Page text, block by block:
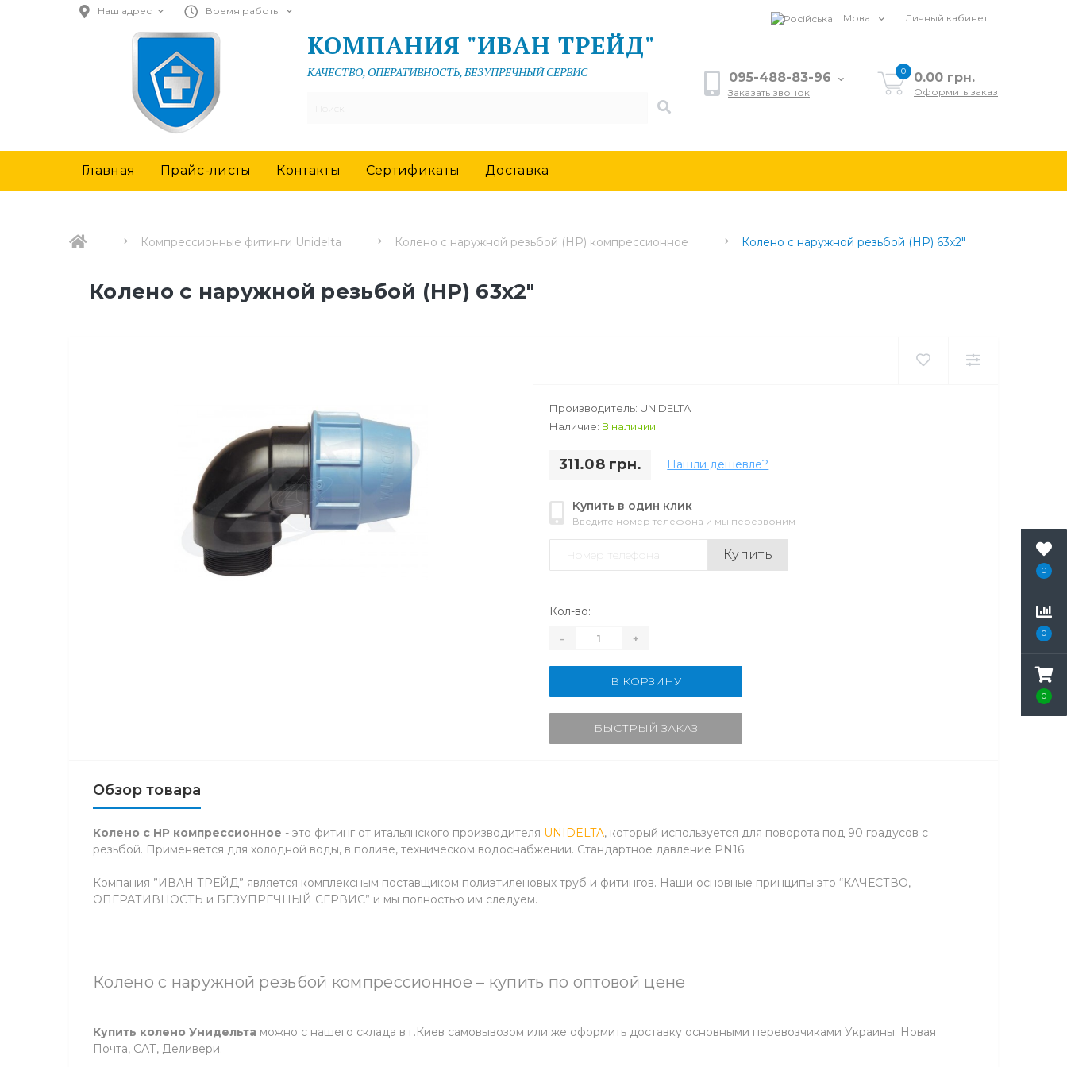
0
0
0
Наш адрес Время работы
Мова Личный кабинет
КОМПАНИЯ "ИВАН ТРЕЙД"
КАЧЕСТВО, ОПЕРАТИВНОСТЬ, БЕЗУПРЕЧНЫЙ СЕРВИС 095-488-83-96
Заказать звонок
0 0.00 грн.
Оформить заказ
Главная Прайс-листы Контакты Сертификаты Доставка
Компрессионные фитинги Unidelta Колено с наружной резьбой (НР) компрессионное Колено с наружной резьбой (НР) 63х2"
Колено с наружной резьбой (НР) 63х2"
Производитель: UNIDELTA
Наличие: В наличии
311.08 грн. Нашли дешевле?
Купить в один клик
Введите номер телефона и мы перезвоним
Купить
Кол-во:
- +
В КОРЗИНУ
БЫСТРЫЙ ЗАКАЗ
Обзор товара
Колено с НР компрессионное - это фитинг от итальянского производителя UNIDELTA, который используется для поворота под 90 градусов с
резьбой. Применяется для холодной воды, в поливе, техническом водоснабжении. Стандартное давление PN16.
Компания ”ИВАН ТРЕЙД” является комплексным поставщиком полиэтиленовых труб и фитингов. Наши основные принципы это “КАЧЕСТВО,
ОПЕРАТИВНОСТЬ и БЕЗУПРЕЧНЫЙ СЕРВИС” и мы полностью им следуем.
Колено с наружной резьбой компрессионное – купить по оптовой цене
Купить колено Унидельта можно с нашего склада в г.Киев самовывозом или же оформить доставку основными перевозчиками Украины: Новая
Почта, САТ, Деливери.